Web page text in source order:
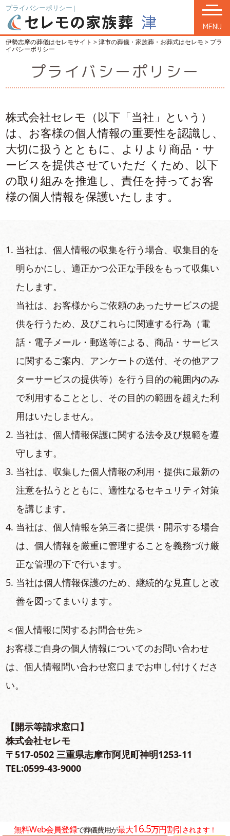
プライバシーポリシー |
MENU
伊勢志摩の葬儀はセレモサイト >津市の葬儀・家族葬・お葬式はセレモ > プラ
イバシーポリシー
プライバシーポリシー
株式会社セレモ（以下「当社」という）
は、お客様の個⼈情報の重要性を認識し、
⼤切に扱うとともに、よりより商品・サ
ービスを提供させていただ くため、以下
の取り組みを推進し、責任を持ってお客
様の個⼈情報を保護いたします。
当社は、個⼈情報の収集を⾏う場合、収集⽬的を
明らかにし、適正かつ公正な⼿段をもって収集い
たします。
当社は、お客様からご依頼のあったサービスの提
供を⾏うため、及びこれらに関連する⾏為（電
話・電⼦メール・郵送等による、商品・サービス
に関するご案内、アンケートの送付、その他アフ
ターサービスの提供等）を⾏う⽬的の範囲内のみ
で利⽤することとし、その⽬的の範囲を超えた利
⽤はいたしません。
当社は、個⼈情報保護に関する法令及び規範を遵
守します。
当社は、収集した個⼈情報の利⽤・提供に最新の
注意を払うとともに、適性なるセキュリティ対策
を講じます。
当社は、個⼈情報を第三者に提供・開⽰する場合
は、個⼈情報を厳重に管理することを義務づけ厳
正な管理の下で⾏います。
当社は個⼈情報保護のため、継続的な⾒直しと改
善を図ってまいります。
＜個⼈情報に関するお問合せ先＞
お客様ご⾃⾝の個⼈情報についてのお問い合わせ
は、個⼈情報問い合わせ窓⼝までお申し付けくださ
い。
【開⽰等請求窓⼝】
株式会社セレモ
〒517-0502 三重県志摩市阿児町神明1253-11
TEL:0599-43-9000
無料Web会員登録で葬儀費用が最大16.5万円割引されます！